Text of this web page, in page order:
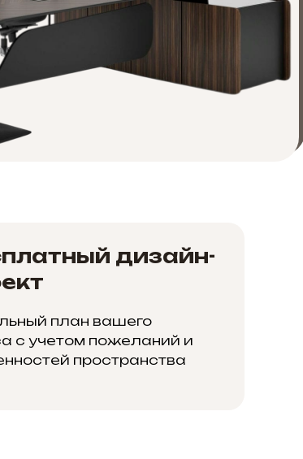
дизайн-
план вашего
с учетом пожеланий и
пространства